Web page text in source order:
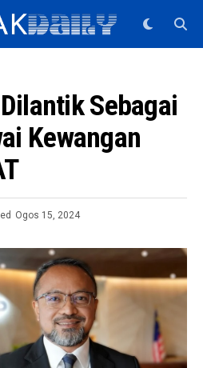
Sebagai
Kewangan
Ogos 15, 2024